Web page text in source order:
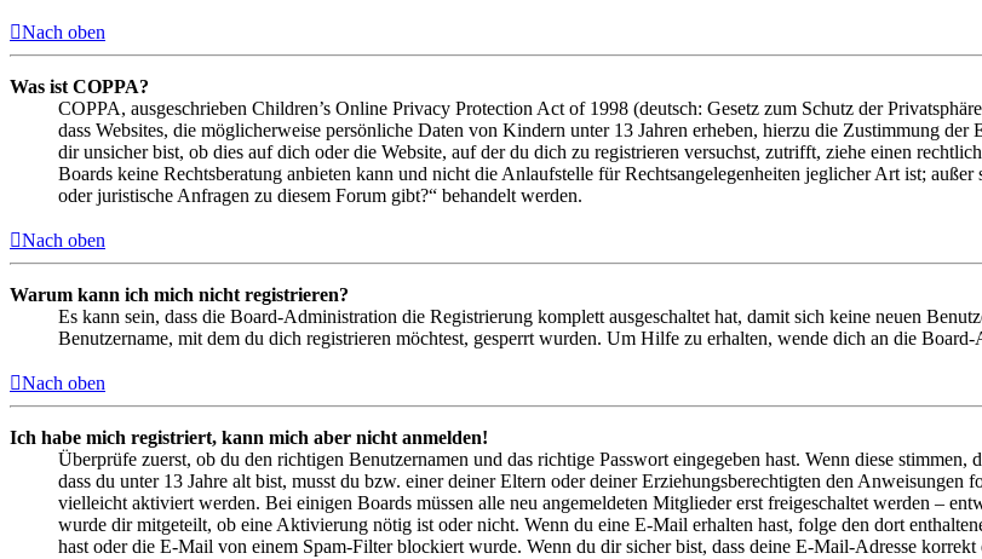
Nach oben
Was ist COPPA?
COPPA, ausgeschrieben Children’s Online Privacy Protection Act of 1998 (deutsch: Gesetz zum Schutz der
dass Websites, die möglicherweise persönliche Daten von Kindern unter 13 Jahren erheben, hierzu die Zustimmung
dir unsicher bist, ob dies auf dich oder die Website, auf der du dich zu registrieren versuchst, zutrifft, ziehe einen
Boards keine Rechtsberatung anbieten kann und nicht die Anlaufstelle für Rechtsangelegenheiten jeglicher Art ist;
oder juristische Anfragen zu diesem Forum gibt?“ behandelt werden.
Nach oben
Warum kann ich mich nicht registrieren?
Es kann sein, dass die Board-Administration die Registrierung komplett ausgeschaltet hat, damit sich keine neuen
Benutzername, mit dem du dich registrieren möchtest, gesperrt wurden. Um Hilfe zu erhalten, wende dich an die
Nach oben
Ich habe mich registriert, kann mich aber nicht anmelden!
Überprüfe zuerst, ob du den richtigen Benutzernamen und das richtige Passwort eingegeben hast. Wenn diese
dass du unter 13 Jahre alt bist, musst du bzw. einer deiner Eltern oder deiner Erziehungsberechtigten den
vielleicht aktiviert werden. Bei einigen Boards müssen alle neu angemeldeten Mitglieder erst freigeschaltet werden –
wurde dir mitgeteilt, ob eine Aktivierung nötig ist oder nicht. Wenn du eine E-Mail erhalten hast, folge den dort
hast oder die E-Mail von einem Spam-Filter blockiert wurde. Wenn du dir sicher bist, dass deine E-Mail-Adresse